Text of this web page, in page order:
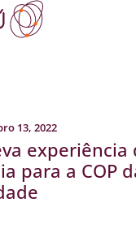
13, 2022
experiência
para a COP